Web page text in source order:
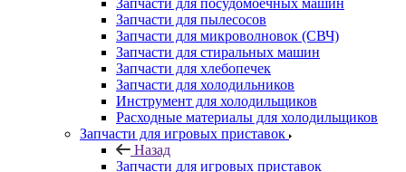
Запчасти для посудомоечных машин
Запчасти для пылесосов
Запчасти для микроволновок (СВЧ)
Запчасти для стиральных машин
Запчасти для хлебопечек
Запчасти для холодильников
Инструмент для холодильщиков
Расходные материалы для холодильщиков
Запчасти для игровых приставок
Назад
Запчасти для игровых приставок